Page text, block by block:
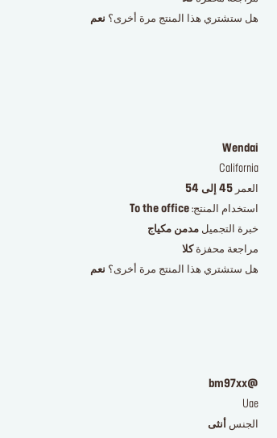
هل ستشتري هذا المنتج مرة أخرى؟ نعم
Wendai
California
العمر 45 إلى 54
استخدام المنتج: To the office
خبرة التجميل مدمن مكياج
مراجعة محفزة كلا
هل ستشتري هذا المنتج مرة أخرى؟ نعم
@bm97xx
Uae
الجنس
أنثى